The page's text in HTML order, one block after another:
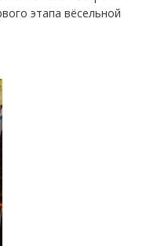
этапа вёсельной